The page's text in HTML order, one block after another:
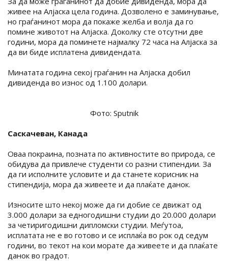
живее на Алјаска цела година. Дозволено е заминување,
но граѓанинот мора да покаже желба и волја да го
помине животот на Алјаска. Доколку сте отсутни две
години, мора да поминете најмалку 72 часа на Алјаска за
да ви биде исплатена дивидендата.
Минатата година секој граѓанин на Алјаска добил
дивиденда во износ од 1.100 долари.
Фото: Sputnik
Саскачeвaн, Канада
Овaа покраина, позната по активностите во природа, се
обидува да привлече студенти со разни стипендии. За
да ги исполните условите и да станете корисник на
стипендија, мора да живеете и да плаќате данок.
Износите што некој може да ги добие се движат од
3.000 долари за едногодишни студии до 20.000 долари
за четиригодишни дипломски студии. Меѓутоа,
исплатата не е во готово и се исплаќа во рок од седум
години, во текот на кои морате да живеете и да плаќате
данок во градот.